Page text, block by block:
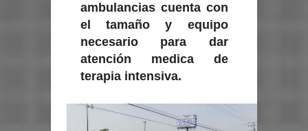
ambulancias cuenta con
el tamaño y equipo
necesario para dar
atención medica de
terapia intensiva.